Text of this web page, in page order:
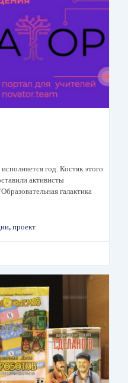
год. Костяк этого
активисты
галактика
, проект